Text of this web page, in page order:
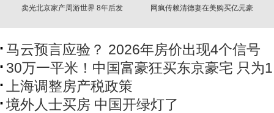
卖光北京家产周游世界 8年后发
网疯传赖清德妻在美购买亿元豪
马云预言应验？ 2026年房价出现4个信号
30万一平米！中国富豪狂买东京豪宅 只为
上海调整房产税政策
境外人士买房 中国开绿灯了